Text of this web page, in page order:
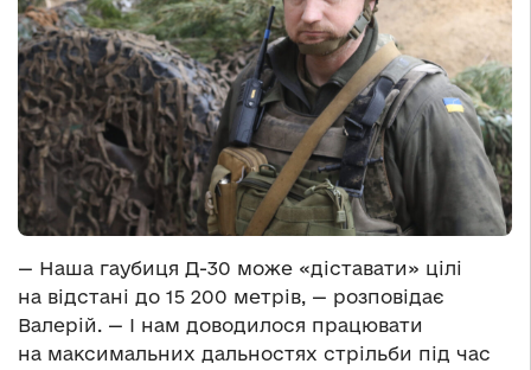
— Наша гаубиця Д-30 може «діставати» цілі
на відстані до 15 200 метрів, — розповідає
Валерій. — І нам доводилося працювати
на максимальних дальностях стрільби під час